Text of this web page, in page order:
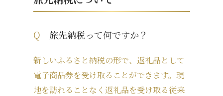
Q 旅先納税って何ですか？
新しいふるさと納税の形で、返礼品として
電子商品券を受け取ることができます。現
地を訪れることなく返礼品を受け取る従来